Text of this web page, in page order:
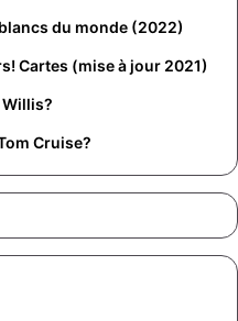
du monde (2022)
Cartes (mise à jour 2021)
Cruise?